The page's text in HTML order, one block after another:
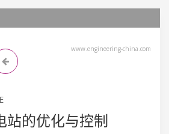
www.engineering-china.com
站的优化与控制